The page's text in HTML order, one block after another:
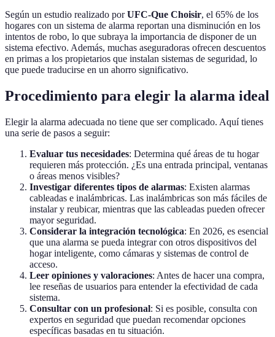
Según un estudio realizado porUFC-Que Choisir, el 65% de los
hogares con un sistema de alarma reportan una disminución en los
intentos de robo, lo que subraya la importancia de disponer de un
sistema efectivo. Además, muchas aseguradoras ofrecen descuentos
en primas a los propietarios que instalan sistemas de seguridad, lo
que puede traducirse en un ahorro significativo.
Procedimiento para elegir la alarma ideal
Elegir la alarma adecuada no tiene que ser complicado. Aquí tienes
una serie de pasos a seguir:
Evaluar tus necesidades: Determina qué áreas de tu hogar
requieren más protección. ¿Es una entrada principal, ventanas
o áreas menos visibles?
Investigar diferentes tipos de alarmas: Existen alarmas
cableadas e inalámbricas. Las inalámbricas son más fáciles de
instalar y reubicar, mientras que las cableadas pueden ofrecer
mayor seguridad.
Considerar la integración tecnológica: En 2026, es esencial
que una alarma se pueda integrar con otros dispositivos del
hogar inteligente, como cámaras y sistemas de control de
acceso.
Leer opiniones y valoraciones: Antes de hacer una compra,
lee reseñas de usuarios para entender la efectividad de cada
sistema.
Consultar con un profesional: Si es posible, consulta con
expertos en seguridad que puedan recomendar opciones
específicas basadas en tu situación.